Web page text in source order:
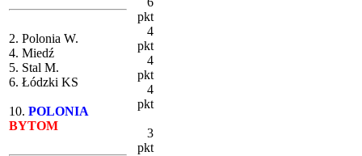
2. Polonia W.
4. Miedź
5. Stal M.
6. Łódzki KS
10. POLONIA
BYTOM
pkt
4
pkt
4
pkt
4
pkt
3
pkt